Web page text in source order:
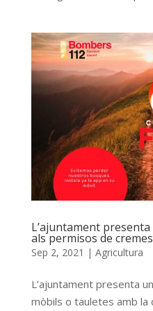
L’ajuntament
als permisos de
Sep 2, 2021 | Agricultura
L’ajuntament presenta
mòbils o tauletes amb la